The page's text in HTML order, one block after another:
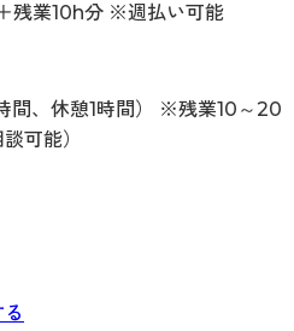
残業10h分 ※週払い可能
間、休憩1時間） ※残業10～20
可能）